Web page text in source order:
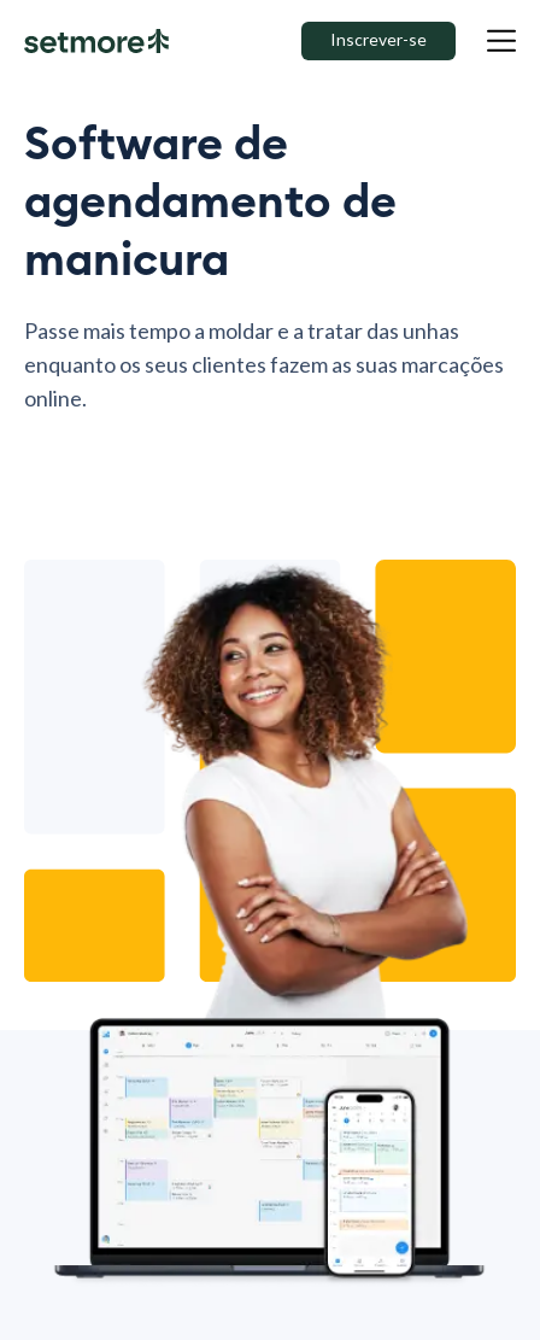
Inscrever-se
Software de
agendamento de
manicura
Passe mais tempo a moldar e a tratar das unhas
enquanto os seus clientes fazem as suas marcações
online.